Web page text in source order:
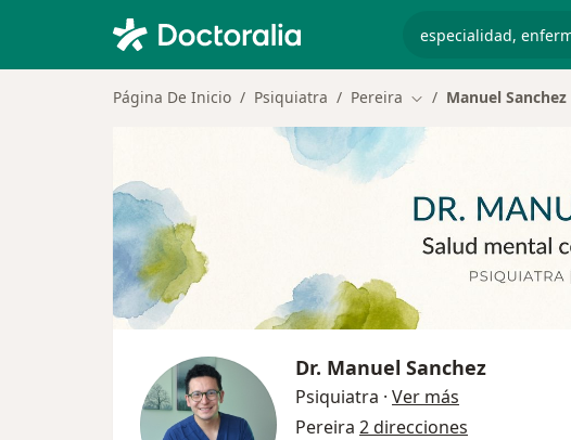
Página De Inicio Psiquiatra Pereira Cambiar de ciudad
Manuel Sanchez
Dr. Manuel Sanchez
Psiquiatra · Ver más
Pereira 2 direcciones